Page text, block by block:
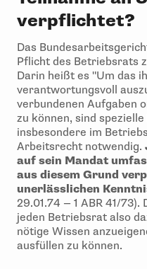
verpflichtet?
Das
Pflicht des Betriebsrats
Darin heißt es "Um das
verantwortungsvoll
verbundenen Aufgaben
zu können, sind
insbesondere im
Arbeitsrecht notwendig.
auf sein Mandat
aus diesem Grund
unerlässlichen
29.01.74 — 1 ABR 41/
jeden Betriebsrat also
nötige Wissen
ausfüllen zu können.